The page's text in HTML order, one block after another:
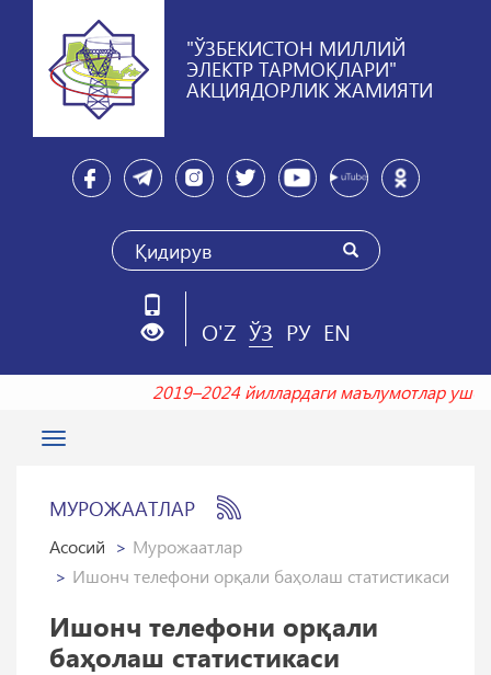
"ЎЗБЕКИСТОН МИЛЛИЙ
ЭЛЕКТР ТАРМОҚЛАРИ"
АКЦИЯДОРЛИК ЖАМИЯТИ
O'Z ЎЗ РУ EN
2019–2024 йиллардаги маълумотлар
Toggle
МУРОЖААТЛАР
Асосий
Мурожаатлар
Ишонч телефони орқали баҳолаш статистикаси
Ишонч телефони орқали
баҳолаш статистикаси